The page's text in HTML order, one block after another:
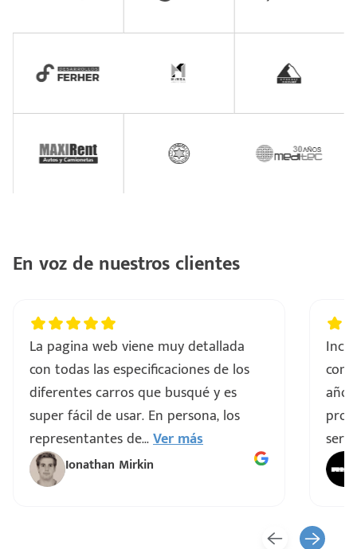
En voz de nuestros clientes
La pagina web viene muy detallada
con todas las especificaciones de los
diferentes carros que busqué y es
super fácil de usar. En persona, los
representantes de...Ver más
Ionathan Mirkin